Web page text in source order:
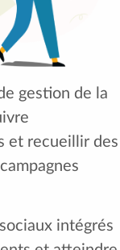
gestion de la
et recueillir des
intégrés